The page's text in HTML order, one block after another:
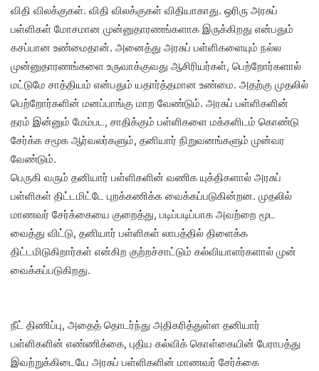
விதி விலக்குகள். விதி விலக்குகள் விதியாகாது. ஒரிரு அரசுப்
பள்ளிகள் மோசமான முன்னுதாரணங்களாக இருக்கிறது என்பதும்
கசப்பான உண்மைதான். அனைத்து அரசுப் பள்ளிகளையும் நல்ல
முன்னுதாரணங்களை உருவாக்குவது ஆசிரியர்கள், பெற்றோர்களால்
மட்டுமே சாத்தியம் என்பதும் யதார்த்தமான உண்மை. அதற்கு முதலில்
பெற்றோர்களின் மனப்பாங்கு மாற வேண்டும். அரசுப் பள்ளிகளின்
தரம் இன்னும் மேம்பட, சாதிக்கும் பள்ளிகளை மக்களிடம் கொண்டு
சேர்க்க சமூக ஆர்வலர்களும், தனியார் நிறுவனங்களும் முன்வர
வேண்டும்.
பெருகி வரும் தனியார் பள்ளிகளின் வணிக யுக்திகளால் அரசுப்
பள்ளிகள் திட்டமிட்டே புறக்கணிக்க வைக்கப்படுகின்றன. முதலில்
மாணவர் சேர்க்கையை குறைத்து, படிப்படிப்பாக அவற்றை மூட
வைத்து விட்டு, தனியார் பள்ளிகள் லாபத்தில் திளைக்க
திட்டமிடுகிறார்கள் என்கிற குற்றச்சாட்டும் கல்வியாளர்களால் முன்
வைக்கப்படுகிறது.
நீட் திணிப்பு, அதைத் தொடர்ந்து அதிகரித்துள்ள தனியார்
பள்ளிகளின் எண்ணிக்கை, புதிய கல்விக் கொள்கையின் பேராபத்து
இவற்றுக்கிடையே அரசுப் பள்ளிகளின் மாணவர் சேர்க்கை